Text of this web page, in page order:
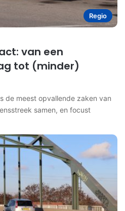
Regio
van een
tot (minder)
de meest opvallende zaken van
samen, en focust